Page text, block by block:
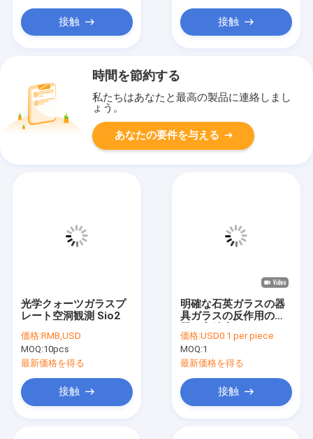
接触 接触
時間を節約する
私たちはあなたと最高の製品に連絡しまし
ょう。
あなたの要件を与える
光学クォーツガラスプ
レート空洞観測 Sio2
価格:RMB,USD
MOQ:10pcs
最新価格を得る
接触
明確な石英ガラスの器
具ガラスの反作用の容
価格:USD0.1 per piece
MOQ:1
最新価格を得る
接触